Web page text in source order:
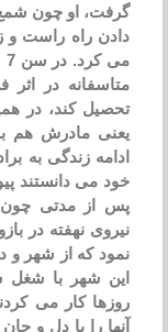
او چون شمع می
راه راست و زندگی
می کرد. در
در اثر فشار
کند، در همین زمان
مادرش هم به رحمت
زندگی به برادر
دانستند پیوستند و
مدتی چون احساس
نهفته در بازوی خویش
که از شهر و دیار خود
با شغل
کار می کردند و
را با دل و جان